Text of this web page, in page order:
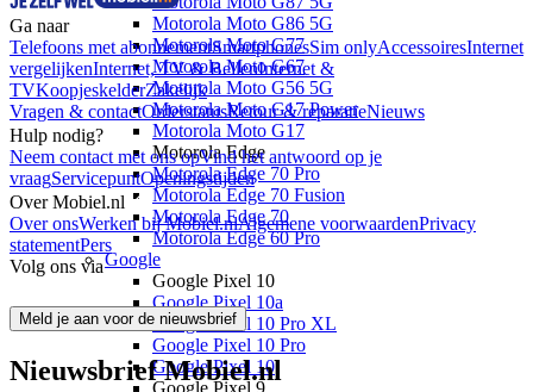
Motorola Moto G86 5G
Motorola Moto G77
Motorola Moto G67
Motorola Moto G56 5G
Motorola Moto G17 Power
Motorola Moto G17
Motorola Edge
Motorola Edge 70 Pro
Motorola Edge 70 Fusion
Motorola Edge 70
Motorola Edge 60 Pro
Google
Google Pixel 10
Google Pixel 10a
Google Pixel 10 Pro XL
Google Pixel 10 Pro
Google Pixel 10
Google Pixel 9
Ga naar
Telefoons met abonnementSmartphonesSim onlyAccessoiresInternet
vergelijkenInternet, TV & BellenInternet &
TVKoopjeskelderZakelijk
Vragen & contactOrderstatusRetour & reparatieNieuws
Hulp nodig?
Neem contact met ons opVind het antwoord op je
vraagServicepuntOpeningstijden
Over Mobiel.nl
Over onsWerken bij Mobiel.nlAlgemene voorwaardenPrivacy
statementPers
Volg ons via
Meld je aan voor de nieuwsbrief
Nieuwsbrief Mobiel.nl